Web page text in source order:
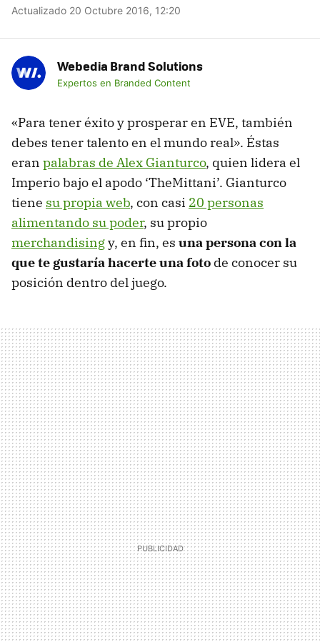
Actualizado 20 Octubre 2016, 12:20
Webedia Brand Solutions
Expertos en Branded Content
«Para tener éxito y prosperar en EVE, también
debes tener talento en el mundo real». Éstas
eran palabras de Alex Gianturco, quien lidera el
Imperio bajo el apodo ‘TheMittani’. Gianturco
tiene su propia web, con casi 20 personas
alimentando su poder, su propio
merchandisingy, en fin, es una persona con la
que te gustaría hacerte una foto de conocer su
posición dentro del juego.